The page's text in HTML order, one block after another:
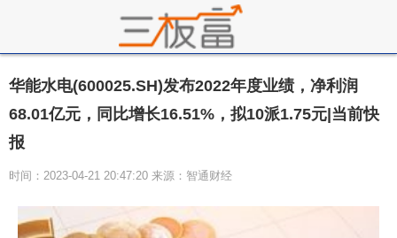
华能水电(600025.SH)发布2022年度业绩，净利润
68.01亿元，同比增长16.51%，拟10派1.75元|当前快
报
时间：2023-04-21 20:47:20 来源：智通财经